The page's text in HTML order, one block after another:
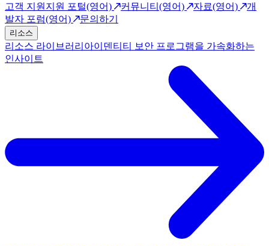
고객 지원 지원 포털(영어) 커뮤니티(영어) 자료(영어)
개
발자 포럼(영어)
문의하기
리소스
리소스 라이브러리 아이덴티티 보안 프로그램을 가속화하는
인사이트